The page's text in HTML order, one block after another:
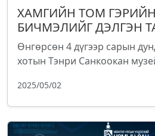
ХАМГИЙН ТОМ
БИЧМЭЛИЙГ ДЭЛГЭН
Өнгөрсөн 4 дүгээр сарын
хотын Тэнри Санкоокан
2025/05/02